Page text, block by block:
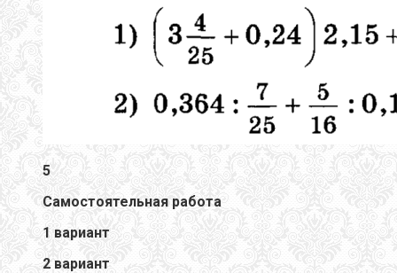
5
Самостоятельная работа
1 вариант
2 вариант